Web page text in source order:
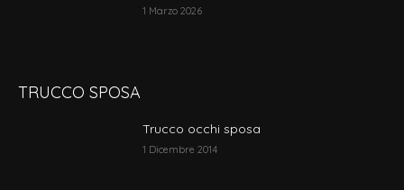
1 Marzo 2026
TRUCCO SPOSA
Trucco occhi sposa
1 Dicembre 2014